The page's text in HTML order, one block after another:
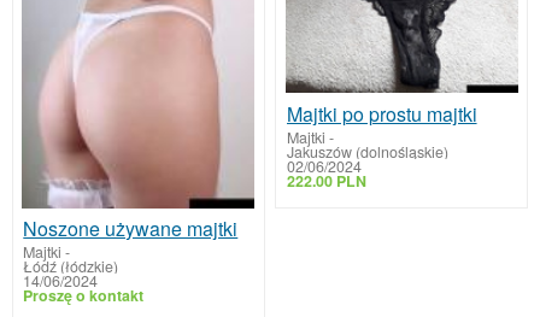
Noszone używane majtki
Majtki -
Łódź (łódzkie)
14/06/2024
Proszę o kontakt
Majtki po prostu majtki
Majtki -
Jakuszów (dolnośląskie)
02/06/2024
222.00 PLN